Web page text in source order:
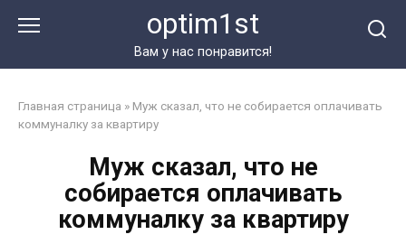
optim1st
Вам у нас понравится!
Главная страница » Муж сказал, что не собирается оплачивать
коммуналку за квартиру
Муж сказал, что не
собирается оплачивать
коммуналку за квартиру